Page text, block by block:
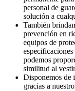
personal de
solución a
También
prevención en
equipos de
podemos
similitud al
Disponemos de
gracias a